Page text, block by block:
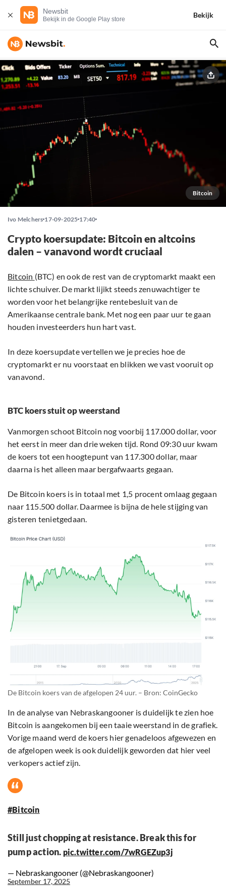
Newsbit
Bekijk in de Google Play store
Bekijk
Bitcoin
Ivo Melchers 17-09-2025 17:40
Crypto koersupdate: Bitcoin en altcoins
dalen – vanavond wordt cruciaal
Bitcoin (BTC) en ook de rest van de cryptomarkt maakt een
lichte schuiver. De markt lijikt steeds zenuwachtiger te
worden voor het belangrijke rentebesluit van de
Amerikaanse centrale bank. Met nog een paar uur te gaan
houden investeerders hun hart vast.
In deze koersupdate vertellen we je precies hoe de
cryptomarkt er nu voorstaat en blikken we vast vooruit op
vanavond.
BTC koers stuit op weerstand
Vanmorgen schoot Bitcoin nog voorbij 117.000 dollar, voor
het eerst in meer dan drie weken tijd. Rond 09:30 uur kwam
de koers tot een hoogtepunt van 117.300 dollar, maar
daarna is het alleen maar bergafwaarts gegaan.
De Bitcoin koers is in totaal met 1,5 procent omlaag gegaan
naar 115.500 dollar. Daarmee is bijna de hele stijging van
gisteren tenietgedaan.
De Bitcoin koers van de afgelopen 24 uur. – Bron: CoinGecko
In de analyse van Nebraskangooner is duidelijk te zien hoe
Bitcoin is aangekomen bij een taaie weerstand in de grafiek.
Vorige maand werd de koers hier genadeloos afgewezen en
de afgelopen week is ook duidelijk geworden dat hier veel
verkopers actief zijn.
#Bitcoin
Still just chopping at resistance. Break this for
pump action. pic.twitter.com/7wRGEZup3j
— Nebraskangooner (@Nebraskangooner)
September 17, 2025